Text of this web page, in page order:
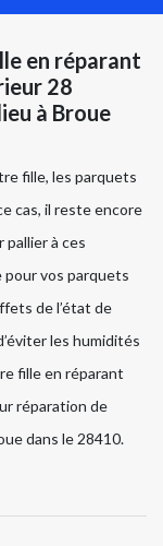
en réparant
28
à Broue
fille, les parquets
cas, il reste encore
à ces
vos parquets
de l’état de
les humidités
fille en réparant
réparation de
dans le 28410.